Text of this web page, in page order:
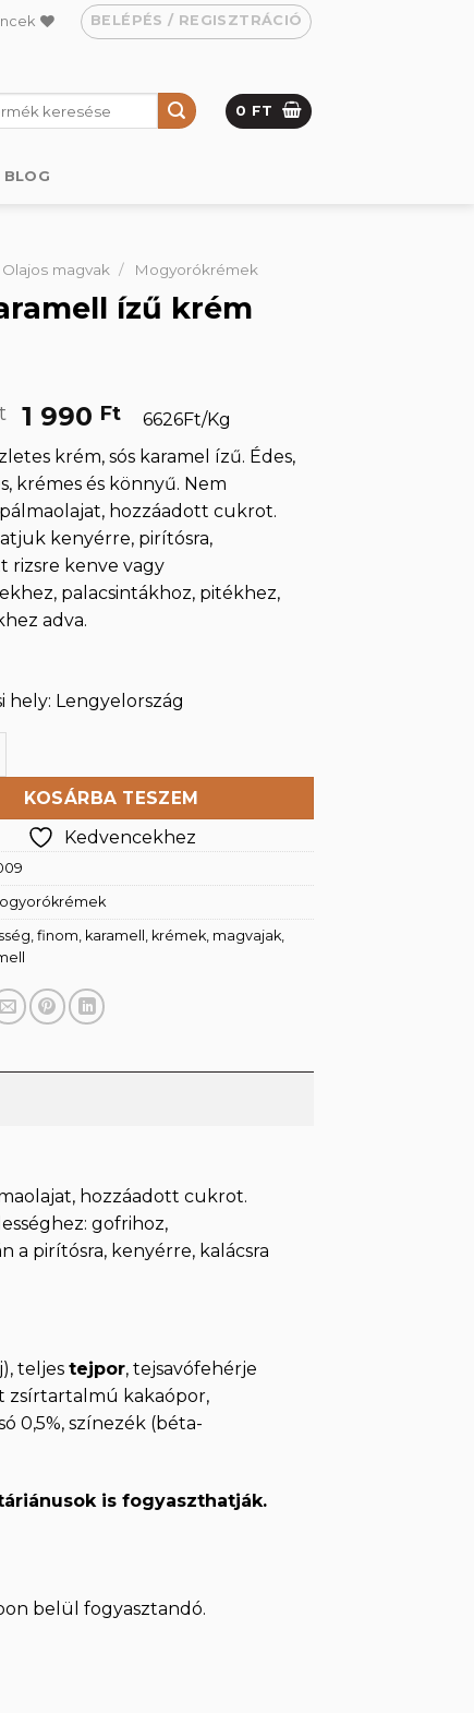
BELÉPÉS / REGISZTRÁCIÓ
0 FT
BLOG
Olajos magvak / Mogyorókrémek
ízű krém
Original
price
was:
2
750 Ft.
1 990 FtCurrent
price
is:
1
990 Ft.
6626Ft/Kg
krém, sós karamel ízű. Édes,
krémes és könnyű. Nem
hozzáadott cukrot.
kenyérre, pirítósra,
rizsre kenve vagy
palacsintákhoz, pitékhez,
adva.
hely: Lengyelország
ízű krém 300g mennyiség
KOSÁRBA TESZEM
Kedvencekhez
,finom, karamell , krémek, magvajak,
hozzáadott cukrot.
gofrihoz,
a pirítósra, kenyérre, kalácsra
teljestejpor, tejsavófehérje
zsírtartalmú kakaópor,
0,5%, színezék (béta-
is fogyaszthatják.
belül fogyasztandó.